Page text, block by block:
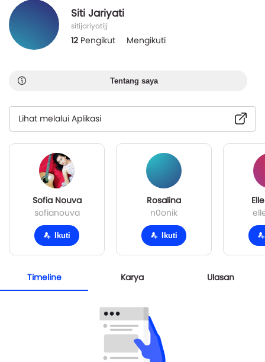
Siti Jariyati
sitijariyatijj
12 Pengikut Mengikuti
Tentang saya
Lihat melalui Aplikasi
Sofia Nouva
sofianouva
Ikuti
Rosalina
n0onik
Ikuti
Timeline Karya Ulasan